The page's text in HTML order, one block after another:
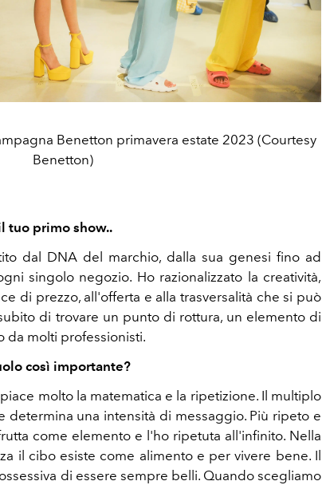
Benetton primavera estate 2023 (Courtesy
Benetton)
tuo primo show..
dal DNA del marchio, dalla sua genesi fino ad
singolo negozio. Ho razionalizzato la creatività,
di prezzo, all'offerta e alla trasversalità che si può
di trovare un punto di rottura, un elemento di
da molti professionisti.
così importante?
molto la matematica e la ripetizione. Il multiplo
determina una intensità di messaggio. Più ripeto e
come elemento e l'ho ripetuta all'infinito. Nella
il cibo esiste come alimento e per vivere bene. Il
di essere sempre belli. Quando scegliamo